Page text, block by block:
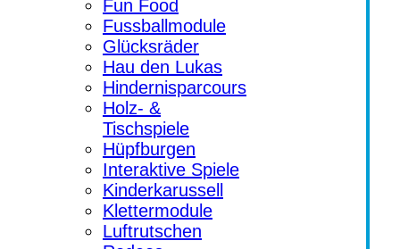
Fun Food
Fussballmodule
Glücksräder
Hau den Lukas
Hindernisparcours
Holz- &
Tischspiele
Hüpfburgen
Interaktive Spiele
Kinderkarussell
Klettermodule
Luftrutschen